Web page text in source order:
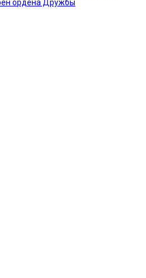
ордена Дружбы